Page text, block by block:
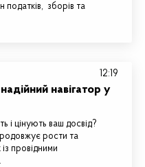
зборів та
навігатор у
цінують ваш досвід?
рости та
провідними
12:19